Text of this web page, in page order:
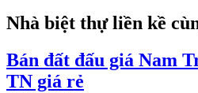
Nhà biệt thự liền kề
Bán đất đấu giá Nam
TN giá rẻ